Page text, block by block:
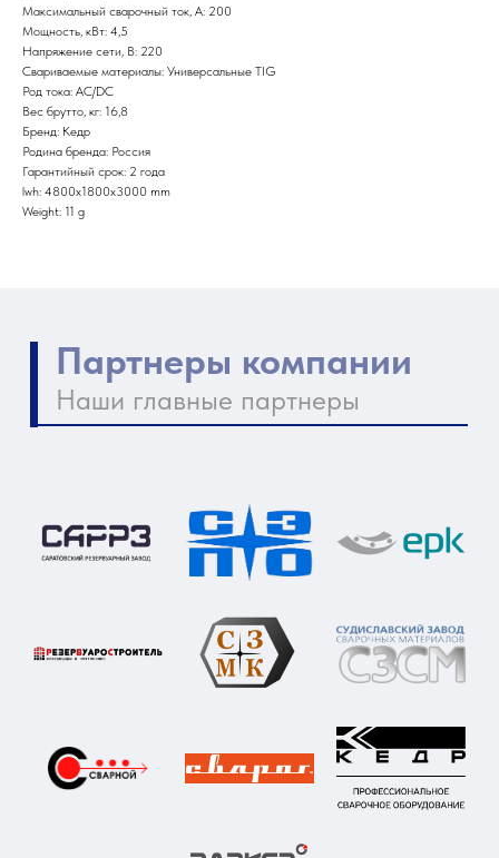
Максимальный сварочный ток, А: 200
Мощность, кВт: 4,5
Напряжение сети, В: 220
Свариваемые материалы: Универсальные TIG
Род тока: AC/DC
Вес брутто, кг: 16,8
Бренд: Кедр
Родина бренда: Россия
Гарантийный срок: 2 года
lwh: 4800x1800x3000 mm
Weight: 11 g
Контакты компании
Как нас найти